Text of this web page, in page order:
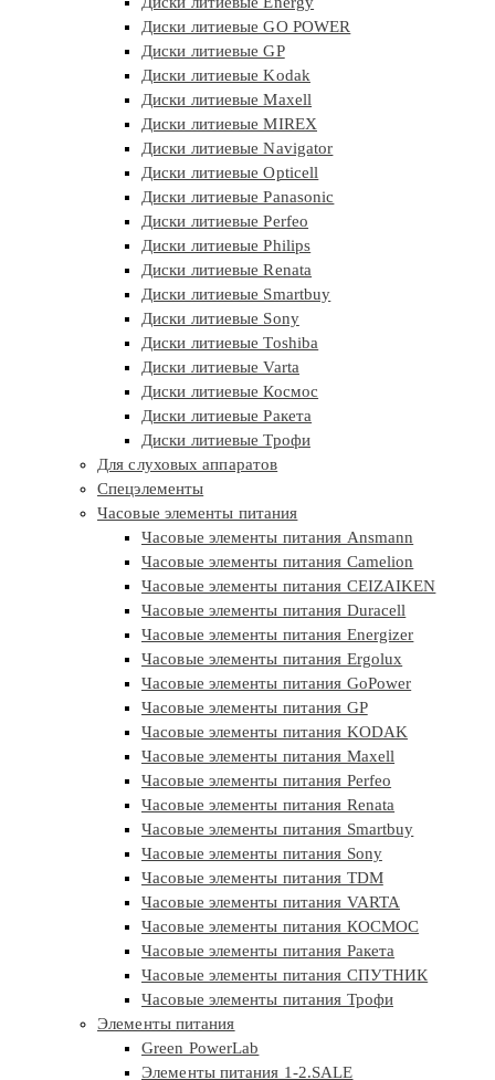
Диски литиевые GO POWER
Диски литиевые GP
Диски литиевые Kodak
Диски литиевые Maxell
Диски литиевые MIREX
Диски литиевые Navigator
Диски литиевые Opticell
Диски литиевые Panasonic
Диски литиевые Perfeo
Диски литиевые Philips
Диски литиевые Renata
Диски литиевые Smartbuy
Диски литиевые Sony
Диски литиевые Toshiba
Диски литиевые Varta
Диски литиевые Космос
Диски литиевые Ракета
Диски литиевые Трофи
Для слуховых аппаратов
Спецэлементы
Часовые элементы питания
Часовые элементы питания Ansmann
Часовые элементы питания Camelion
Часовые элементы питания CEIZAIKEN
Часовые элементы питания Duracell
Часовые элементы питания Energizer
Часовые элементы питания Ergolux
Часовые элементы питания GoPower
Часовые элементы питания GP
Часовые элементы питания KODAK
Часовые элементы питания Maxell
Часовые элементы питания Perfeo
Часовые элементы питания Renata
Часовые элементы питания Smartbuy
Часовые элементы питания Sony
Часовые элементы питания TDM
Часовые элементы питания VARTA
Часовые элементы питания КОСМОС
Часовые элементы питания Ракета
Часовые элементы питания СПУТНИК
Часовые элементы питания Трофи
Элементы питания
Green PowerLab
Элементы питания 1-2.SALE